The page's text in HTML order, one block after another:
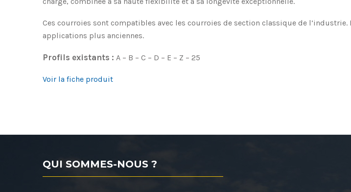
Ces courroies sont compatibles avec les courroies de section classique de
applications plus anciennes.
Profils existants : A – B – C – D – E – Z – 25
Voir la fiche produit
QUI SOMMES-NOUS ?